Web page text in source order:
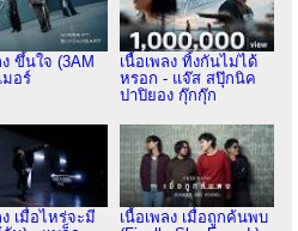
ง ขึ้นใจ (3AM
มอร์
เนื้อเพลง ทิ้งกันไม่ได้
หรอก - แจ๊ส สปุ๊กนิค
ปาปิยอง กุ๊กกุ๊ก
ง เมื่อไหร่จะมี
เนื้อเพลง เมื่อถูกค้นพบ